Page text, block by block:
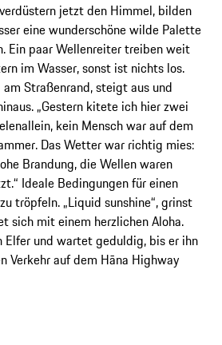
jetzt den Himmel, bilden
eine wunderschöne wilde Palette
Ein paar Wellenreiter treiben weit
im Wasser, sonst ist nichts los.
Straßenrand, steigt aus und
„Gestern kitete ich hier zwei
kein Mensch war auf dem
Das Wetter war richtig mies:
Brandung, die Wellen waren
Ideale Bedingungen für einen
tröpfeln. „Liquid sunshine“, grinst
sich mit einem herzlichen Aloha.
Elfer und wartet geduldig, bis er ihn
Verkehr auf dem Hāna Highway